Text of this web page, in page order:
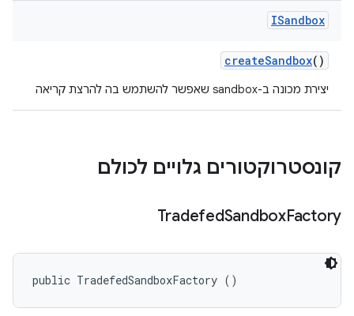
ISandbox
createSandbox()
יצירת מכונה ב-sandbox שאפשר להשתמש בה להרצת קריאה
קונסטרוקטורים גלויים לכולם
TradefedSandboxFactory
public TradefedSandboxFactory ()